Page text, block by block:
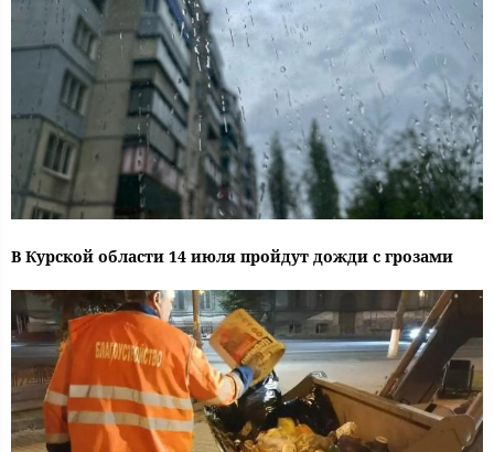
В Курской области 14 июля пройдут дожди с грозами